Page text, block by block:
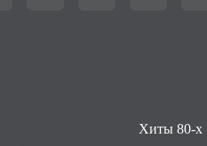
Хиты 80-х